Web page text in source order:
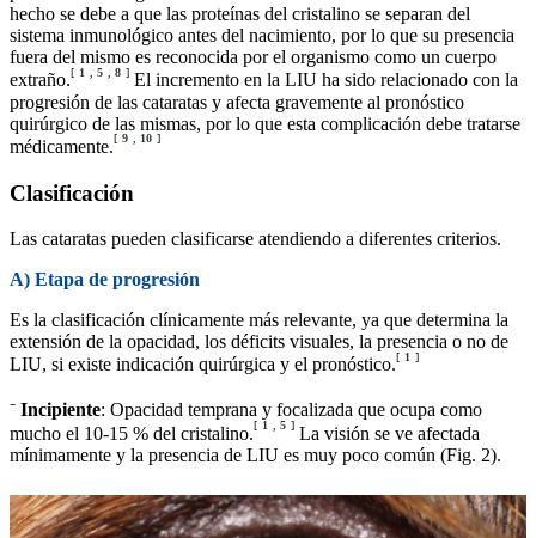
hecho se debe a que las proteínas del cristalino se separan del
sistema inmunológico antes del nacimiento, por lo que su presencia
fuera del mismo es reconocida por el organismo como un cuerpo
extraño.[ 1 5 8 ] El incremento en la LIU ha sido relacionado con la
progresión de las cataratas y afecta gravemente al pronóstico
quirúrgico de las mismas, por lo que esta complicación debe tratarse
médicamente.[ 9 10 ]
Clasificación
Las cataratas pueden clasificarse atendiendo a diferentes criterios.
A) Etapa de progresión
Es la clasificación clínicamente más relevante, ya que determina la
extensión de la opacidad, los déficits visuales, la presencia o no de
LIU, si existe indicación quirúrgica y el pronóstico.[ 1 ]
⁻ Incipiente: Opacidad temprana y focalizada que ocupa como
mucho el 10-15 % del cristalino.[ 1 5 ] La visión se ve afectada
mínimamente y la presencia de LIU es muy poco común (Fig. 2).